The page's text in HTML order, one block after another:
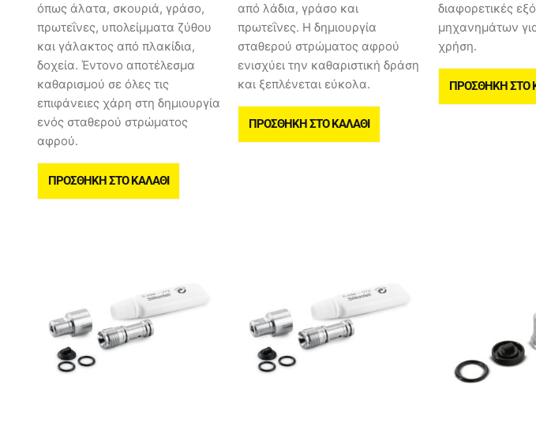
όπως άλατα, σκουριά, γράσο,
πρωτεΐνες, υπολείμματα ζύθου
και γάλακτος από πλακίδια,
δοχεία. Έντονο αποτέλεσμα
καθαρισμού σε όλες τις
επιφάνειες χάρη στη δημιουργία
ενός σταθερού στρώματος
αφρού.
ΠΡΟΣΘΉΚΗ ΣΤΟ ΚΑΛΆΘΙ
από λάδια, γράσο και
πρωτεΐνες. Η δημιουργία
σταθερού στρώματος αφρού
ενισχύει την καθαριστική δράση
και ξεπλένεται εύκολα.
ΠΡΟΣΘΉΚΗ ΣΤΟ ΚΑΛΆΘΙ
διαφορετικές
μηχανημάτων
χρήση.
ΠΡΟΣΘΉΚΗ ΣΤΟ